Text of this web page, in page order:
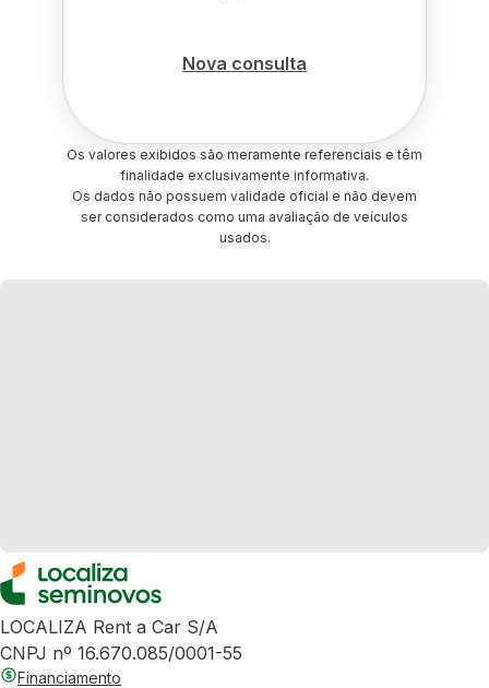
Nova consulta
Os valores exibidos são meramente referenciais e têm
finalidade exclusivamente informativa.
Os dados não possuem validade oficial e não devem
ser considerados como uma avaliação de veículos
usados.
LOCALIZA Rent a Car S/A
CNPJ nº 16.670.085/0001-55
Financiamento